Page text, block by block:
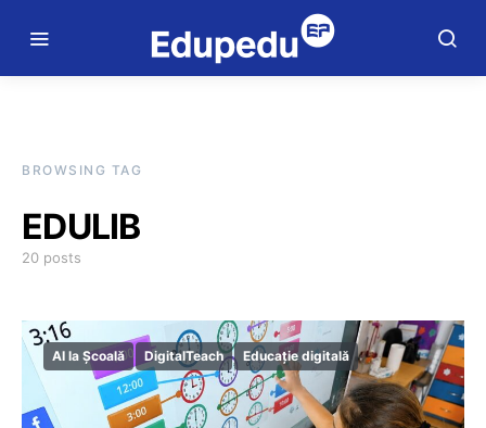
BROWSING TAG
EDULIB
20 posts
AI la Școală DigitalTeach Educație digitală